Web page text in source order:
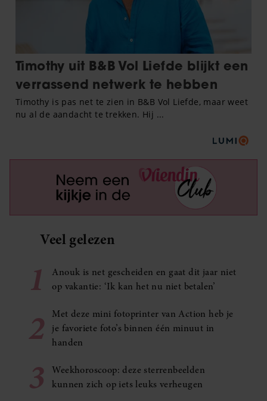
Veel gelezen
1
Anouk is net gescheiden en gaat dit jaar niet
op vakantie: ‘Ik kan het nu niet betalen’
2
Met deze mini fotoprinter van Action heb je
je favoriete foto’s binnen één minuut in
handen
3
Weekhoroscoop: deze sterrenbeelden
kunnen zich op iets leuks verheugen